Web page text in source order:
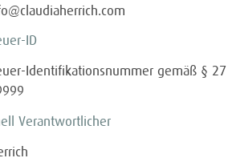
ID
Identifikationsnummer gemäß §
Verantwortlicher